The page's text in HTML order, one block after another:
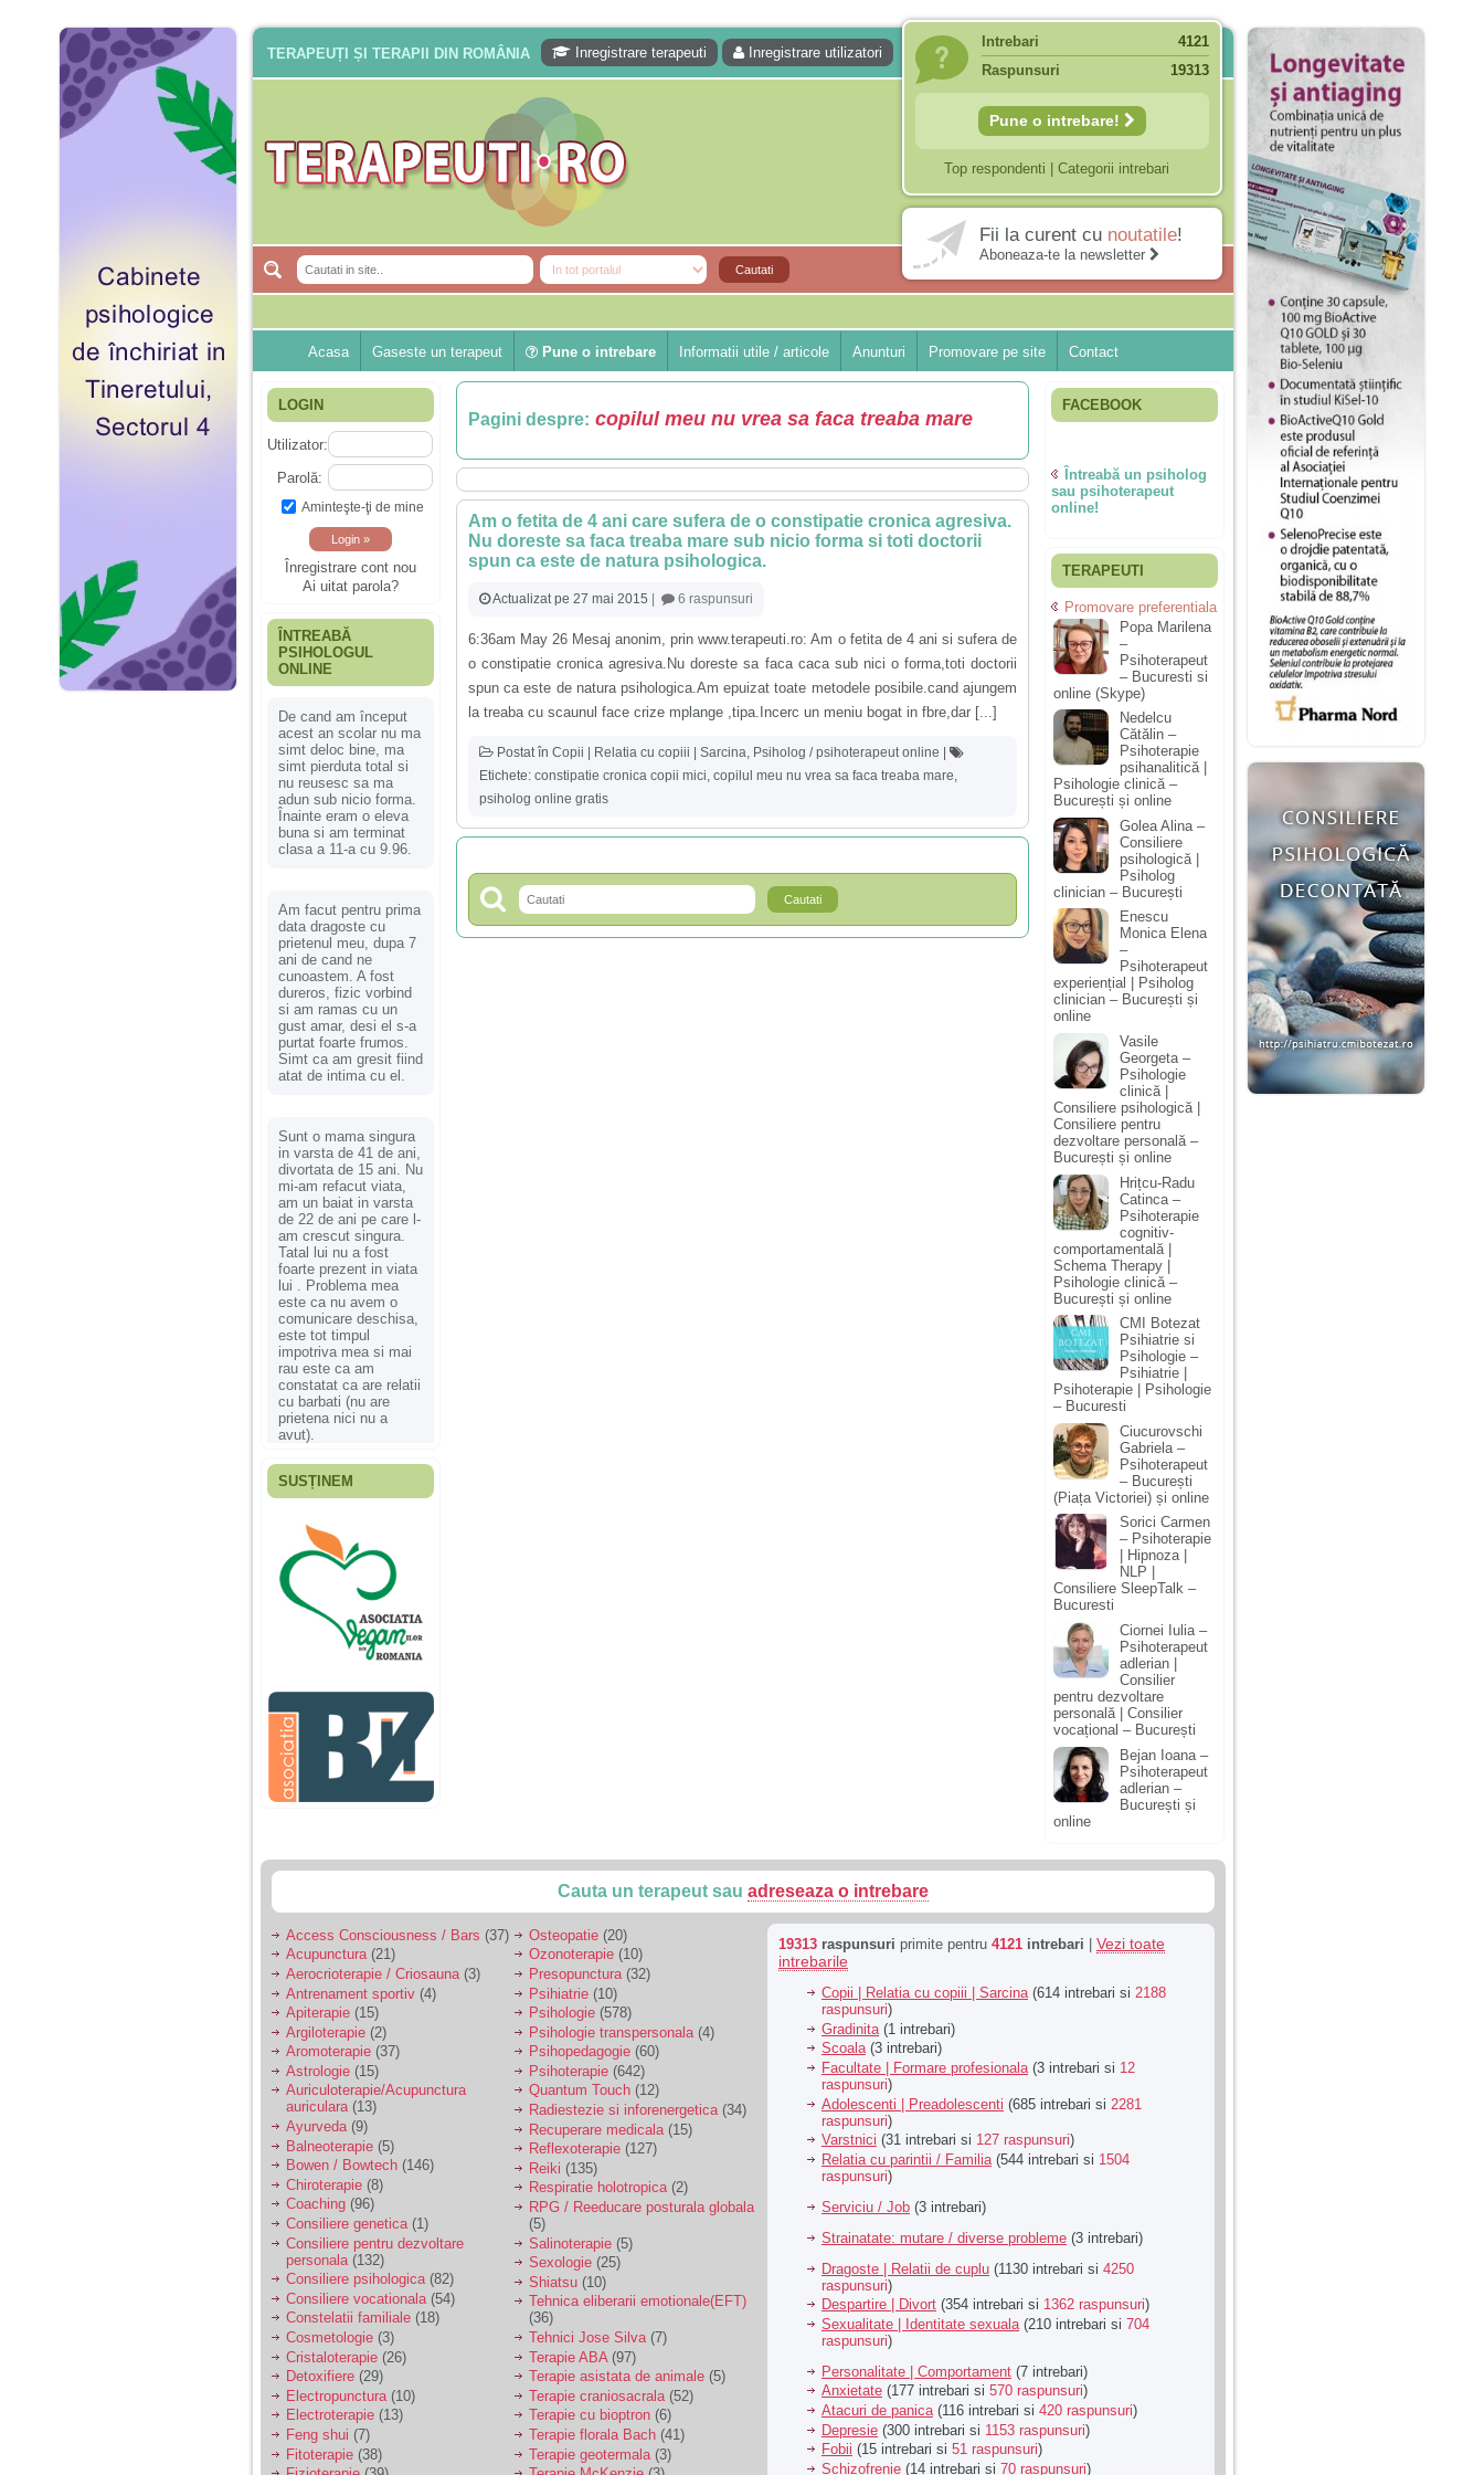
TERAPEUȚI ȘI TERAPII DIN ROMÂNIA Inregistrare terapeuti Inregistrare utilizatori
Intrebari
4121
Raspunsuri
19313
Pune o intrebare!
Top respondenti Categorii intrebari
Fii la curent cu noutatile!
Aboneaza-te la newsletter
Acasa Gaseste un terapeut Pune o intrebare Informatii utile / articole Anunturi Promovare pe site Contact
LOGIN
Utilizator:
Parolă:
Aminteşte-ţi de mine
Înregistrare cont nou
Ai uitat parola?
ÎNTREABĂ
PSIHOLOGUL
ONLINE
De cand am început
acest an scolar nu ma
simt deloc bine, ma
simt pierduta total si
nu reusesc sa ma
adun sub nicio forma.
Înainte eram o eleva
buna si am terminat
clasa a 11-a cu 9.96.
Am facut pentru prima
data dragoste cu
prietenul meu, dupa 7
ani de cand ne
cunoastem. A fost
dureros, fizic vorbind
si am ramas cu un
gust amar, desi el s-a
purtat foarte frumos.
Simt ca am gresit fiind
atat de intima cu el.
Sunt o mama singura
in varsta de 41 de ani,
divortata de 15 ani. Nu
mi-am refacut viata,
am un baiat in varsta
de 22 de ani pe care l-
am crescut singura.
Tatal lui nu a fost
foarte prezent in viata
lui . Problema mea
este ca nu avem o
comunicare deschisa,
este tot timpul
impotriva mea si mai
rau este ca am
constatat ca are relatii
cu barbati (nu are
prietena nici nu a
avut).
Fiica mea s-a nascut
ani, privind in urma
realizez cat de multe
greseli am facut in
educatia si cresterea
ei, am fost o mama
egoista, preocupata
de implinirea
profesionala, cand ea
era mica am neglijat-
agresiva, orice
greseala era taxata cu
o palma sau pedepse.
De 4 ani am o relatie
serioasa cu un barbat
sa se manifeste o
Ma aflu aici pentru ca
vreau sa stiu daca am
nevoie de un psiholog
sau psihiatru.
Sunt casatorita, am
31 de ani si un copil in
varsta de 2 ani care
mi-e lumina ochilor.
De ceva timp simt ca
mi s-a adunat
oboseala, o oboseala
cronica de care nu pot
scapa si simt ca din
cauza ei nu pot
controla nervii si
cateodata are copilul
de suferit.
Am o bariera peste
care nu pot trece:
prietena mea a ramas
insarcinata cu o fata.
Am fost de comun
acord sa facem un
copil, cu gandul ca e
baiat.
SUSȚINEM
Pagini despre: copilul meu nu vrea sa faca treaba mare
Am o fetita de 4 ani care sufera de o constipatie cronica agresiva.
Nu doreste sa faca treaba mare sub nicio forma si toti doctorii
spun ca este de natura psihologica.
Actualizat pe 27 mai 2015 | 6 raspunsuri
6:36am May 26 Mesaj anonim, prin www.terapeuti.ro: Am o fetita de 4 ani si sufera de
o constipatie cronica agresiva.Nu doreste sa faca caca sub nici o forma,toti doctorii
spun ca este de natura psihologica.Am epuizat toate metodele posibile.cand ajungem
la treaba cu scaunul face crize mplange ,tipa.Incerc un meniu bogat in fbre,dar [...]
Postat în Copii | Relatia cu copiii | Sarcina Psiholog / psihoterapeut online |
Etichete: constipatie cronica copii mici copilul meu nu vrea sa faca treaba mare
psiholog online gratis
FACEBOOK
Întreabă un psiholog
sau psihoterapeut
online!
TERAPEUTI
Promovare preferentiala
Popa Marilena
–
Psihoterapeut
– Bucuresti si
online (Skype)
Nedelcu
Cătălin –
Psihoterapie
psihanalitică |
Psihologie clinică –
București și online
Golea Alina –
Consiliere
psihologică |
Psiholog
clinician – București
Enescu
Monica Elena
–
Psihoterapeut
experiențial | Psiholog
clinician – București și
online
Vasile
Georgeta –
Psihologie
clinică |
Consiliere psihologică |
Consiliere pentru
dezvoltare personală –
București și online
Hrițcu-Radu
Catinca –
Psihoterapie
cognitiv-
comportamentală |
Schema Therapy |
Psihologie clinică –
București și online
CMI Botezat
Psihiatrie si
Psihologie –
Psihiatrie |
Psihoterapie | Psihologie
– Bucuresti
Ciucurovschi
Gabriela –
Psihoterapeut
– București
(Piața Victoriei) și online
Sorici Carmen
– Psihoterapie
| Hipnoza |
NLP |
Consiliere SleepTalk –
Bucuresti
Ciornei Iulia –
Psihoterapeut
adlerian |
Consilier
pentru dezvoltare
personală | Consilier
vocațional – București
Bejan Ioana –
Psihoterapeut
adlerian –
București și
online
Cauta un terapeut sau adreseaza o intrebare
Access Consciousness / Bars (37)
Acupunctura(21)
Aerocrioterapie / Criosauna (3)
Antrenament sportiv (4)
Apiterapie (15)
Argiloterapie (2)
Aromoterapie (37)
Astrologie (15)
Auriculoterapie/Acupunctura
auriculara(13)
Ayurveda(9)
Balneoterapie (5)
Bowen / Bowtech (146)
Chiroterapie (8)
Coaching (96)
Consiliere genetica(1)
Consiliere pentru dezvoltare
personala (132)
Consiliere psihologica(82)
Consiliere vocationala (54)
Constelatii familiale (18)
Cosmetologie (3)
Cristaloterapie (26)
Detoxifiere (29)
Electropunctura (10)
Electroterapie (13)
Feng shui (7)
Fitoterapie (38)
Osteopatie (20)
Ozonoterapie (10)
Presopunctura (32)
Psihiatrie (10)
Psihologie (578)
Psihologie transpersonala (4)
Psihopedagogie (60)
Psihoterapie (642)
Quantum Touch (12)
Radiestezie si inforenergetica(34)
Recuperare medicala (15)
Reflexoterapie (127)
Reiki (135)
Respiratie holotropica(2)
RPG / Reeducare posturala globala
(5)
Salinoterapie (5)
Sexologie (25)
Shiatsu (10)
Tehnica eliberarii emotionale(EFT)
(36)
Tehnici Jose Silva(7)
Terapie ABA (97)
Terapie asistata de animale (5)
Terapie craniosacrala (52)
Terapie cu bioptron (6)
Terapie florala Bach (41)
Terapie geotermala (3)
19313 raspunsuri primite pentru 4121 intrebari
Vezi toate
intrebarile
Copii | Relatia cu copiii | Sarcina(614 intrebari si 2188
raspunsuri)
Gradinita (1 intrebari)
Scoala(3 intrebari)
Facultate | Formare profesionala (3 intrebari si 12
raspunsuri)
Adolescenti | Preadolescenti (685 intrebari si 2281
raspunsuri)
Varstnici (31 intrebari si 127 raspunsuri)
Relatia cu parintii / Familia (544 intrebari si 1504
raspunsuri)
Serviciu / Job (3 intrebari)
Strainatate: mutare / diverse probleme (3 intrebari)
Dragoste | Relatii de cuplu (1130 intrebari si 4250
raspunsuri)
Despartire | Divort (354 intrebari si 1362 raspunsuri)
Sexualitate | Identitate sexuala (210 intrebari si 704
raspunsuri)
Personalitate | Comportament (7 intrebari)
Anxietate (177 intrebari si 570 raspunsuri)
Atacuri de panica(116 intrebari si 420 raspunsuri)
Depresie (300 intrebari si 1153 raspunsuri)
Fobii (15 intrebari si 51 raspunsuri)
Schizofrenie (14 intrebari si 70 raspunsuri)